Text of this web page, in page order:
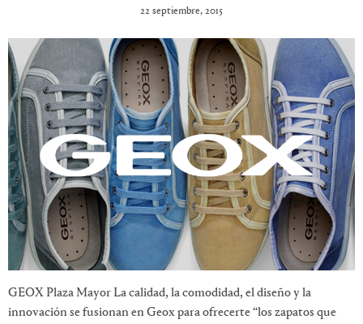
22 septiembre, 2015
GEOX Plaza Mayor La calidad, la comodidad, el diseño y la
innovación se fusionan en Geox para ofrecerte “los zapatos que